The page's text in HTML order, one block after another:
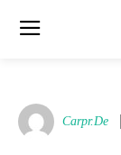
Carpr.de